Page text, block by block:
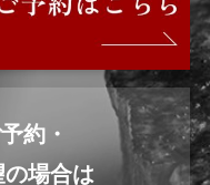
約・
場合は